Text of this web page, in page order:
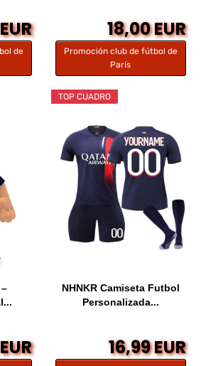
de
18,00 EUR
Promoción club de fútbol de
París
TOP CUADRO
NHNKR Camiseta Futbol
Personalizada...
16,99 EUR